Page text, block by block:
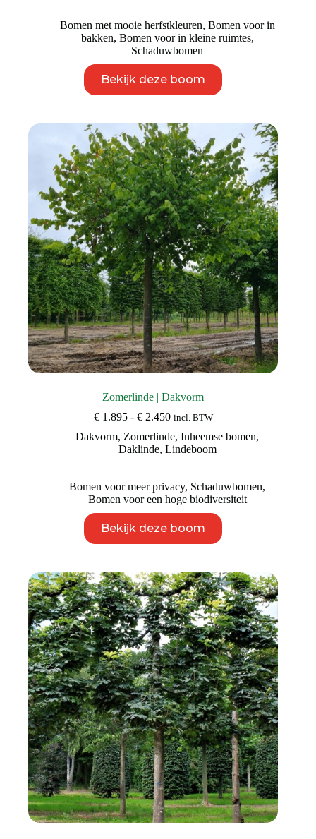
Bomen met mooie herfstkleuren, Bomen voor in
bakken, Bomen voor in kleine ruimtes,
Schaduwbomen
Bekijk deze boom
product
heeft
Deze
optie
kan
gekozen
worden
op
de
productpagina
Zomerlinde | Dakvorm
€1.895 - €2.450Prijsklasse:
tot
€ 2.450
incl. BTW
Dakvorm, Zomerlinde,Inheemse bomen,
Daklinde, Lindeboom
Bomen voor meer privacy, Schaduwbomen,
Bomen voor een hoge biodiversiteit
Bekijk deze boom
product
heeft
Deze
optie
kan
gekozen
worden
op
de
productpagina